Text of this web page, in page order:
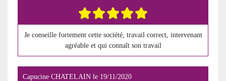
Je conseille fortement cette société, travail correct, intervenant
agréable et qui connaît son travail
Capucine CHATELAIN le 19/11/2020